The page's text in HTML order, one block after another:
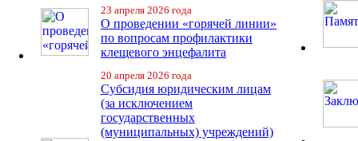
23 апреля 2026 года
О проведении «горячей линии»
по вопросам профилактики
клещевого энцефалита
20 апреля 2026 года
Субсидия юридическим лицам
(за исключением
государственных
(муниципальных) учреждений)